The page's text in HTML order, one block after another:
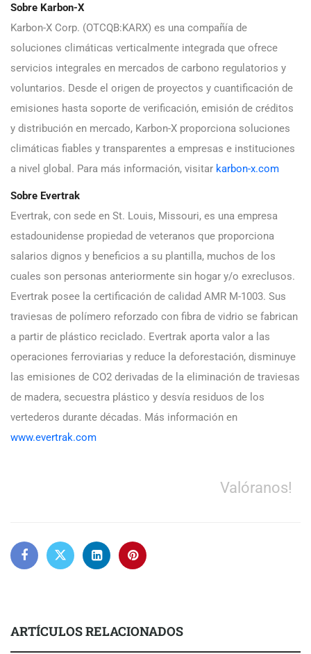
Sobre Karbon-X
Karbon-X Corp. (OTCQB:KARX) es una compañía de
soluciones climáticas verticalmente integrada que ofrece
servicios integrales en mercados de carbono regulatorios y
voluntarios. Desde el origen de proyectos y cuantificación de
emisiones hasta soporte de verificación, emisión de créditos
y distribución en mercado, Karbon-X proporciona soluciones
climáticas fiables y transparentes a empresas e instituciones
a nivel global. Para más información, visitar karbon-x.com
Sobre Evertrak
Evertrak, con sede en St. Louis, Missouri, es una empresa
estadounidense propiedad de veteranos que proporciona
salarios dignos y beneficios a su plantilla, muchos de los
cuales son personas anteriormente sin hogar y/o exreclusos.
Evertrak posee la certificación de calidad AMR M-1003. Sus
traviesas de polímero reforzado con fibra de vidrio se fabrican
a partir de plástico reciclado. Evertrak aporta valor a las
operaciones ferroviarias y reduce la deforestación, disminuye
las emisiones de CO2 derivadas de la eliminación de traviesas
de madera, secuestra plástico y desvía residuos de los
vertederos durante décadas. Más información en
www.evertrak.com
Valóranos!
ARTÍCULOS RELACIONADOS